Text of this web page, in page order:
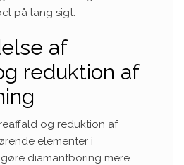
på lang sigt.
af
reduktion af
og reduktion af
elementer i
diamantboring mere